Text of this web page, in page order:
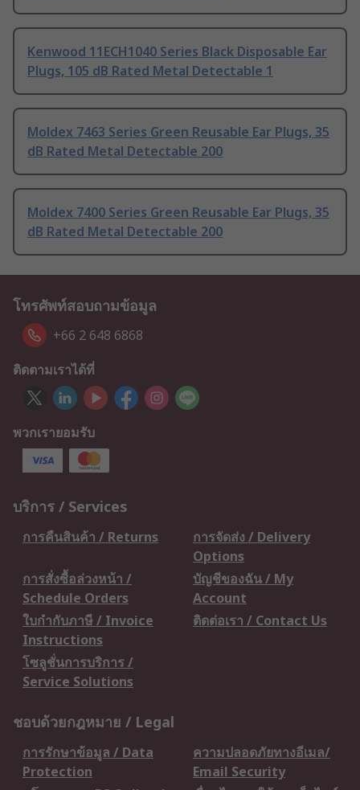
Kenwood 11ECH1040 Series Black Disposable Ear
Plugs, 105 dB Rated Metal Detectable 1
Moldex 7463 Series Green Reusable Ear Plugs, 35
dB Rated Metal Detectable 200
Moldex 7400 Series Green Reusable Ear Plugs, 35
dB Rated Metal Detectable 200
โทรศัพท์สอบถามข้อมูล
+66 2 648 6868
ติดตามเราได้ที่
พวกเรายอมรับ
บริการ / Services
การคืนสินค้า / Returns
การจัดส่ง / Delivery
Options
การสั่งซื้อล่วงหน้า /
Schedule Orders
บัญชีของฉัน / My
Account
ใบกำกับภาษี / Invoice
Instructions
ติดต่อเรา / Contact Us
โซลูชั่นการบริการ /
Service Solutions
ชอบด้วยกฎหมาย / Legal
การรักษาข้อมูล / Data
Protection
ความปลอดภัยทางอีเมล/
Email Security